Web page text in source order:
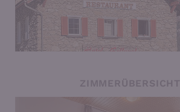
ZIMMERÜBERSICHT